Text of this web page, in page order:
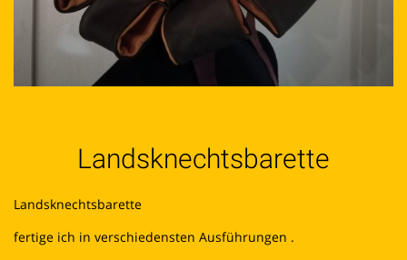
Landsknechtsbarette
Landsknechtsbarette
fertige ich in verschiedensten Ausführungen .